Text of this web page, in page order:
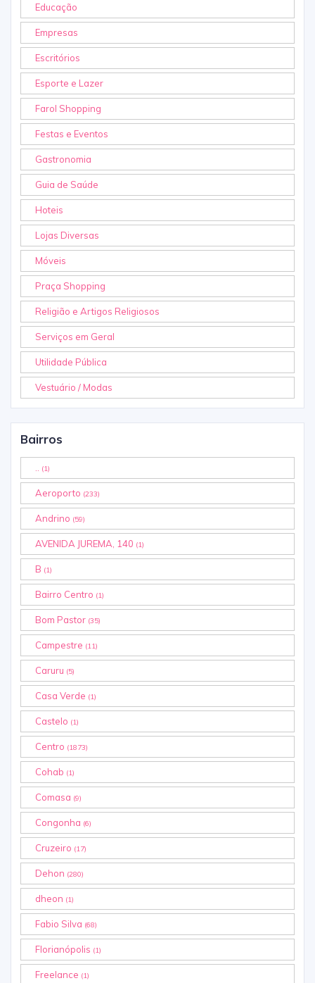
Educação
Empresas
Escritórios
Esporte e Lazer
Farol Shopping
Festas e Eventos
Gastronomia
Guia de Saúde
Hoteis
Lojas Diversas
Móveis
Praça Shopping
Religião e Artigos Religiosos
Serviços em Geral
Utilidade Pública
Vestuário / Modas
Bairros
(1)
Aeroporto (233)
Andrino (59)
AVENIDA JUREMA, 140 (1)
B (1)
Bairro Centro (1)
Bom Pastor (35)
Campestre (11)
Caruru (5)
Casa Verde (1)
Castelo (1)
Centro (1873)
Cohab (1)
Comasa (9)
Congonha (6)
Cruzeiro (17)
Dehon (280)
dheon (1)
Fabio Silva (68)
Florianópolis (1)
Freelance (1)